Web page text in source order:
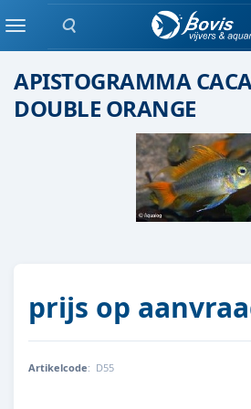
Zoeken
MenuEenlingen / Paren vis
APISTOGRAMMA
DOUBLE ORANGE
prijs op
Artikelcode: D55